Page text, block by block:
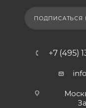
ПОДПИСАТЬСЯ
+7 (495)